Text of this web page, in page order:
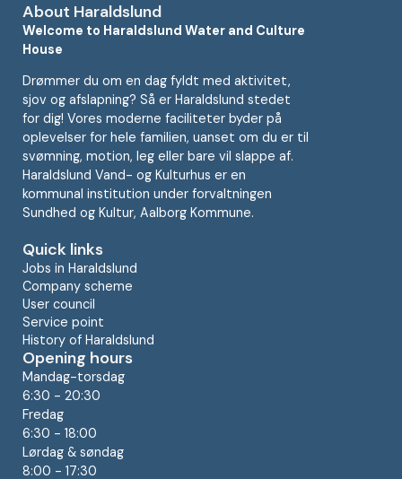
About Haraldslund
Welcome to Haraldslund Water and Culture
House
Drømmer du om en dag fyldt med aktivitet,
sjov og afslapning? Så er Haraldslund stedet
for dig! Vores moderne faciliteter byder på
oplevelser for hele familien, uanset om du er til
svømning, motion, leg eller bare vil slappe af.
Haraldslund Vand- og Kulturhus er en
kommunal institution under forvaltningen
Sundhed og Kultur, Aalborg Kommune.
Quick links
Jobs in Haraldslund
Company scheme
User council
Service point
History of Haraldslund
Opening hours
Mandag-torsdag
6:30 - 20:30
Fredag
6:30 - 18:00
Lørdag & søndag
8:00 - 17:30